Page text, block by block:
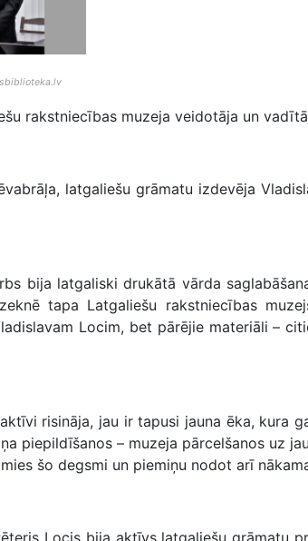
rakstniecības muzeja veidotāja un
latgaliešu grāmatu izdevēja
bija latgaliski drukātā vārda
tapa Latgaliešu rakstniecības
Locim, bet pārējie materiāli –
risināja, jau ir tapusi jauna ēka, kura
piepildīšanos – muzeja pārcelšanos uz
šo degsmi un piemiņu nodot arī
Locis bija aktīvs latgaliešu grāmatu